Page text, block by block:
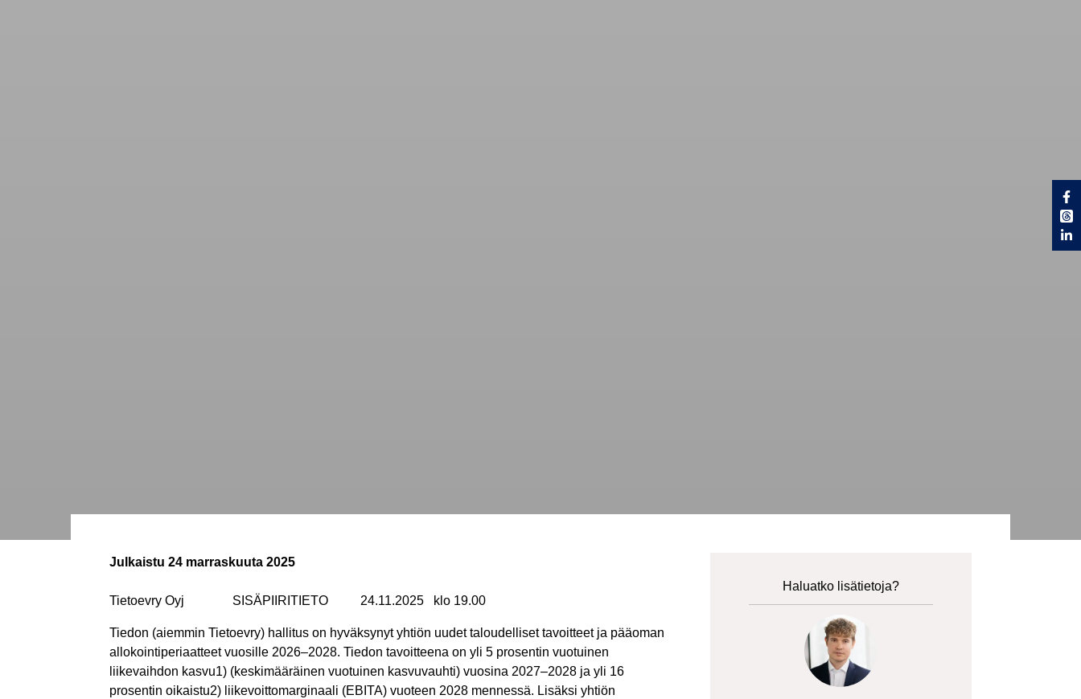
Julkaistu 24 marraskuuta 2025
Tietoevry Oyj SISÄPIIRITIETO 24.11.2025 klo 19.00
Tiedon (aiemmin Tietoevry) hallitus on hyväksynyt yhtiön uudet taloudelliset tavoitteet ja pääoman
allokointiperiaatteet vuosille 2026–2028. Tiedon tavoitteena on yli 5 prosentin vuotuinen
liikevaihdon kasvu1) (keskimääräinen vuotuinen kasvuvauhti) vuosina 2027–2028 ja yli 16
prosentin oikaistu2) liikevoittomarginaali (EBITA) vuoteen 2028 mennessä. Lisäksi yhtiön
Haluatko lisätietoja?